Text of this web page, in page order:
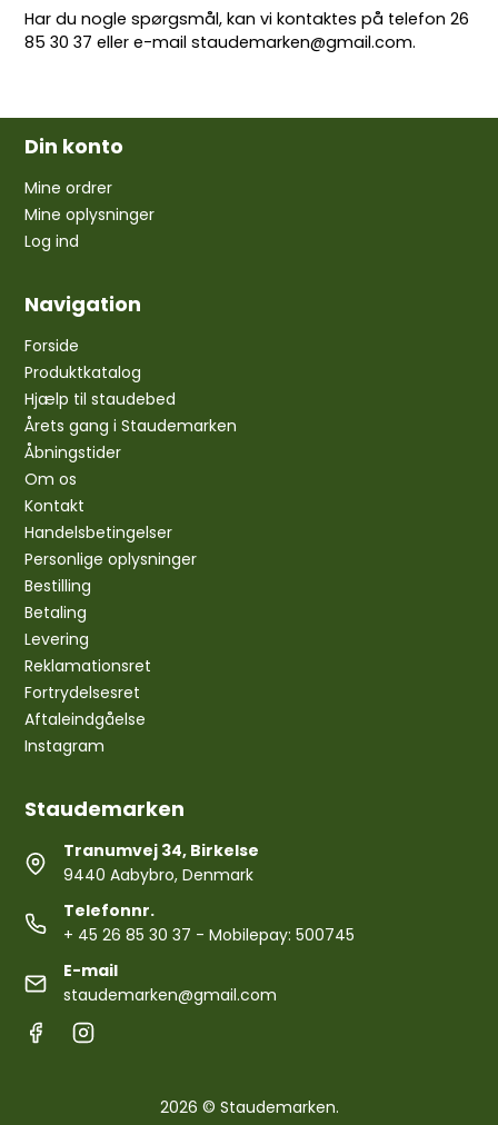
Har du nogle spørgsmål, kan vi kontaktes på telefon26
85 30 37 eller e-mailstaudemarken@gmail.com.
Din konto
Mine ordrer
Mine oplysninger
Log ind
Navigation
Forside
Produktkatalog
Hjælp til staudebed
Årets gang i Staudemarken
Åbningstider
Om os
Kontakt
Handelsbetingelser
Personlige oplysninger
Bestilling
Betaling
Levering
Reklamationsret
Fortrydelsesret
Aftaleindgåelse
Instagram
Staudemarken
Tranumvej 34, Birkelse
9440 Aabybro, Denmark
Telefonnr.
+ 45 26 85 30 37 - Mobilepay: 500745
E-mail
staudemarken@gmail.com
2026 © Staudemarken.